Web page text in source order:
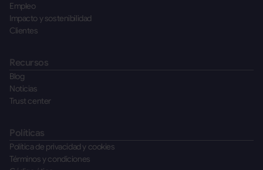
Empleo
Impacto y sostenibilidad
Clientes
Recursos
Blog
Noticias
Trust center
Políticas
Política de privacidad y cookies
Términos y condiciones